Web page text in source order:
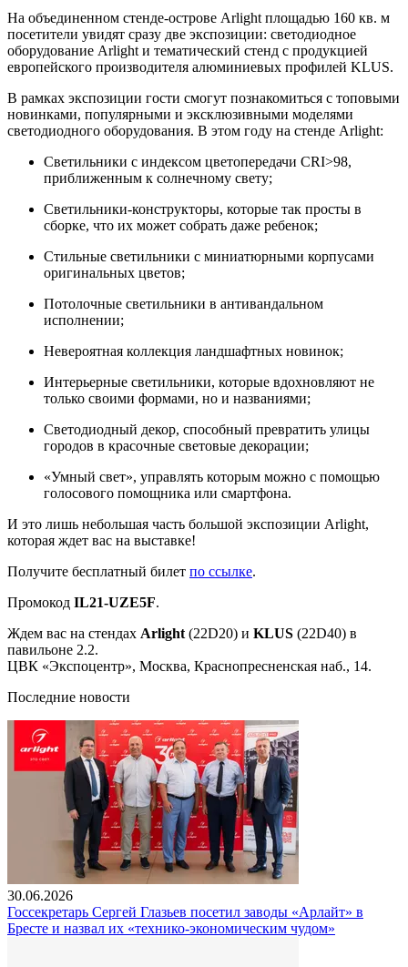
На объединенном стенде-острове Arlight площадью 160 кв. м
посетители увидят сразу две экспозиции: светодиодное
оборудование Arlight и тематический стенд с продукцией
европейского производителя алюминиевых профилей KLUS.
В рамках экспозиции гости смогут познакомиться с топовыми
новинками, популярными и эксклюзивными моделями
светодиодного оборудования. В этом году на стенде Arlight:
Светильники с индексом цветопередачи CRI>98,
приближенным к солнечному свету;
Светильники-конструкторы, которые так просты в
сборке, что их может собрать даже ребенок;
Стильные светильники с миниатюрными корпусами
оригинальных цветов;
Потолочные светильники в антивандальном
исполнении;
Невероятная коллекция ландшафтных новинок;
Интерьерные светильники, которые вдохновляют не
только своими формами, но и названиями;
Светодиодный декор, способный превратить улицы
городов в красочные световые декорации;
«Умный свет», управлять которым можно с помощью
голосового помощника или смартфона.
И это лишь небольшая часть большой экспозиции Arlight,
которая ждет вас на выставке!
Получите бесплатный билет по ссылке.
Промокод IL21-UZE5F.
Ждем вас на стендах Arlight (22D20) и KLUS (22D40) в
павильоне 2.2.
ЦВК «Экспоцентр», Москва, Краснопресненская наб., 14.
Последние новости
30.06.2026
Госсекретарь Сергей Глазьев посетил заводы «Арлайт» в
Бресте и назвал их «технико-экономическим чудом»